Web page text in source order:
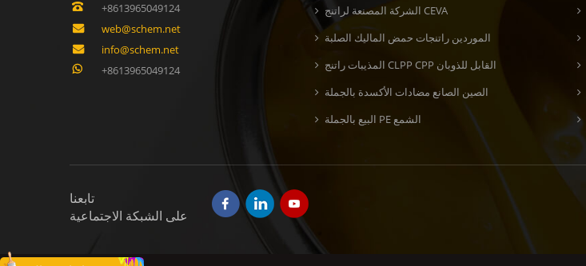
+8613965049124
web@schem.net
info@schem.net
+8613965049124
الشركة المصنعة لراتنج CEVA
الموردين راتنجات حمض الماليك الصلبة
المذيبات راتنج CLPP CPP القابل للذوبان
الصين الصانع مضادات الأكسدة بالجملة
البيع بالجملة PE الشمع
تابعنا
على الشبكة الاجتماعية